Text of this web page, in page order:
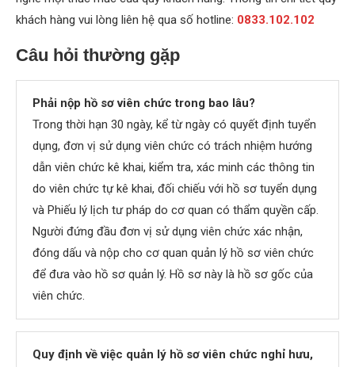
khách hàng vui lòng liên hệ qua số hotline: 0833.102.102
Câu hỏi thường gặp
Phải nộp hồ sơ viên chức trong bao lâu?
Trong thời hạn 30 ngày, kể từ ngày có quyết định tuyển
dụng, đơn vị sử dụng viên chức có trách nhiệm hướng
dẫn viên chức kê khai, kiểm tra, xác minh các thông tin
do viên chức tự kê khai, đối chiếu với hồ sơ tuyển dụng
và Phiếu lý lịch tư pháp do cơ quan có thẩm quyền cấp.
Người đứng đầu đơn vị sử dụng viên chức xác nhận,
đóng dấu và nộp cho cơ quan quản lý hồ sơ viên chức
để đưa vào hồ sơ quản lý. Hồ sơ này là hồ sơ gốc của
viên chức.
Quy định về việc quản lý hồ sơ viên chức nghỉ hưu,